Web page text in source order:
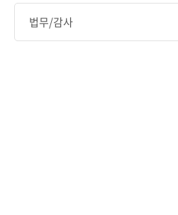
법무/감사